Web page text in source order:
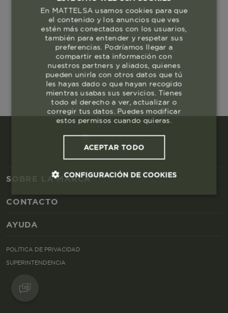
SOBRE LA MARCA
CONTACTO
AYUDA
POLÍTICA DE PRIVACIDAD
SUPERINTENDENCIA
En MATTELSA usamos cookies para que
el contenido y los anuncios que ves
estén más conectados con los usuarios,
también para entender y respetar sus
preferencias. Podríamos llegar a
compartir esta información con
nuestros partners y aliados, quienes
pueden unirla con otros datos que tú
les hayas dado o que hayan recogido
mientras usabas sus servicios. Tienes
todo el derecho a ver, actualizar o
corregir tus datos. Puedes modificar
estos permisos cuando quieras.
ACEPTAR TODO
CONFIGURACIÓN DE COOKIES